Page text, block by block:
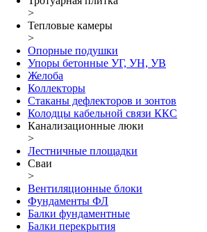
>
Тепловые камеры
>
Опорные подушки
Упоры бетонные УГ, УН, УВ
Желоба
Коллекторы
Стаканы дефлекторов и зонтов
Колодцы кабельной связи ККС
Канализационные люки
>
Лестничные площадки
Сваи
>
Вентиляционные блоки
Фундаменты ФЛ
Балки фундаментные
Балки перекрытия